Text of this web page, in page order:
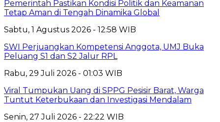
Pemerintah Pastikan Kondisi Politik dan Keamanan
Tetap Aman di Tengah Dinamika Global
Sabtu, 1 Agustus 2026 - 12:58 WIB
SWI Perjuangkan Kompetensi Anggota, UMJ Buka
Peluang S1 dan S2 Jalur RPL
Rabu, 29 Juli 2026 - 01:03 WIB
Viral Tumpukan Uang di SPPG Pesisir Barat, Warga
Tuntut Keterbukaan dan Investigasi Mendalam
Senin, 27 Juli 2026 - 22:22 WIB